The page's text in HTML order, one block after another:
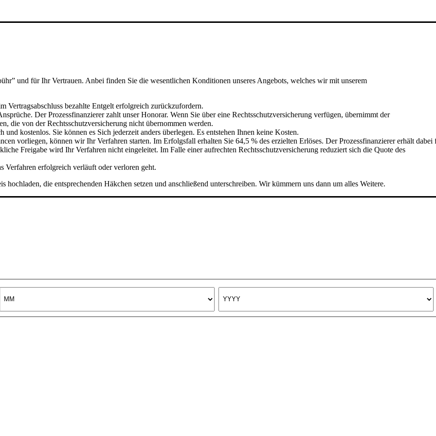
und für Ihr Vertrauen. Anbei finden Sie die wesentlichen Konditionen unseres Angebots, welches wir mit unserem
Vertragsabschluss bezahlte Entgelt erfolgreich zurückzufordern.
Der Prozessfinanzierer zahlt unser Honorar. Wenn Sie über eine Rechtsschutzversicherung verfügen, übernimmt der
die von der Rechtsschutzversicherung nicht übernommen werden.
kostenlos. Sie können es Sich jederzeit anders überlegen. Es entstehen Ihnen keine Kosten.
vorliegen, können wir Ihr Verfahren starten. Im Erfolgsfall erhalten Sie 64,5 % des erzielten Erlöses. Der Prozessfinanzierer erhält dabei
Freigabe wird Ihr Verfahren nicht eingeleitet. Im Falle einer aufrechten Rechtsschutzversicherung reduziert sich die Quote des
Verfahren erfolgreich verläuft oder verloren geht.
die entsprechenden Häkchen setzen und anschließend unterschreiben. Wir kümmern uns dann um alles Weitere.